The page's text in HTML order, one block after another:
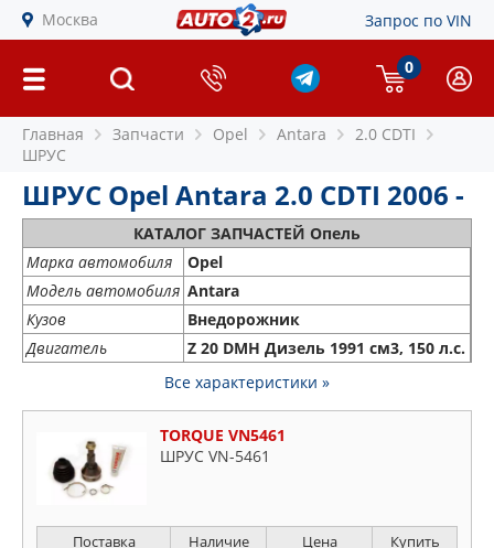
Москва Запрос по VIN
0
Главная Запчасти Opel Antara
2.0 CDTI
ШРУС
ШРУС Opel Antara 2.0 CDTI 2006 -
КАТАЛОГ ЗАПЧАСТЕЙ Опель
Марка автомобиля
Opel
Модель автомобиля Antara
Кузов
Внедорожник
Двигатель
Z 20 DMH Дизель 1991 см3, 150 л.с.
Все характеристики »
TORQUE VN5461
ШРУС VN-5461
Поставка Наличие Цена Купить